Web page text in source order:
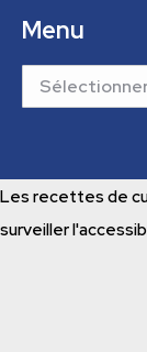
Menu
Menu
Les recettes de
surveiller